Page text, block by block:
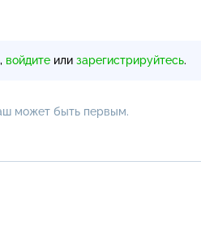
войдите или зарегистрируйтесь.
может быть первым.